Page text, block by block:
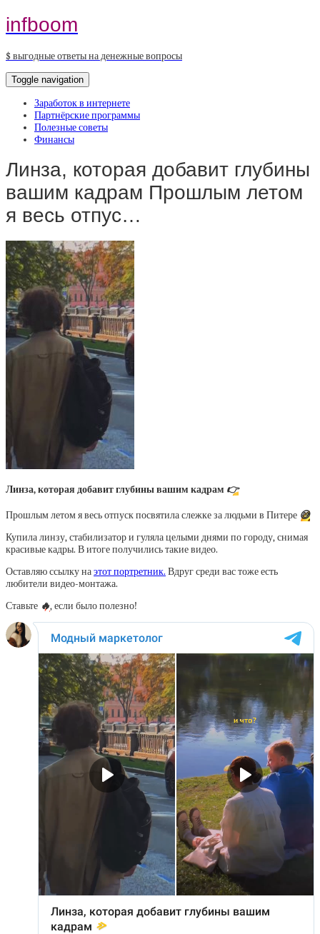
infboom
$ выгодные ответы на денежные вопросы
Toggle navigation
Заработок в интернете
Партнёрские программы
Полезные советы
Финансы
Линза, которая добавит глубины
вашим кадрам Прошлым летом
я весь отпус…
Линза, которая добавит глубины вашим кадрам 👉
Прошлым летом я весь отпуск посвятила слежке за людьми в Питере 😅
Купила линзу, стабилизатор и гуляла целыми днями по городу, снимая
красивые кадры. В итоге получились такие видео.
Оставляю ссылку наэтот портретник. Вдруг среди вас тоже есть
любители видео-монтажа.
Ставьте 🔥, если было полезно!